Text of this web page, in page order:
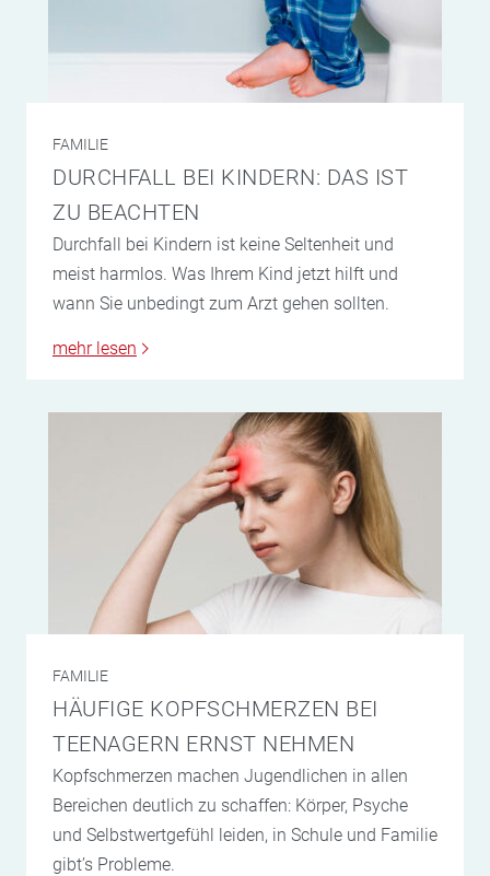
FAMILIE
DURCHFALL BEI KINDERN: DAS IST
ZU BEACHTEN
Durchfall bei Kindern ist keine Seltenheit und
meist harmlos. Was Ihrem Kind jetzt hilft und
wann Sie unbedingt zum Arzt gehen sollten.
mehr lesen
FAMILIE
HÄUFIGE KOPFSCHMERZEN BEI
TEENAGERN ERNST NEHMEN
Kopfschmerzen machen Jugendlichen in allen
Bereichen deutlich zu schaffen: Körper, Psyche
und Selbstwertgefühl leiden, in Schule und Familie
gibt’s Probleme.